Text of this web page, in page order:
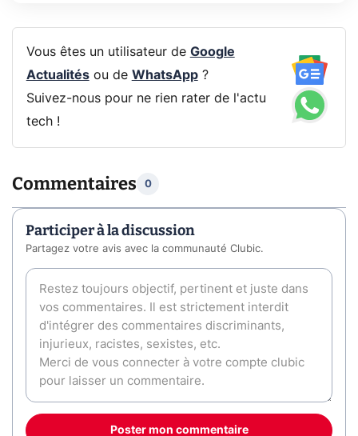
Vous êtes un utilisateur de Google
Actualitésou de WhatsApp?
Suivez-nous pour ne rien rater de l'actu
tech !
Commentaires 0
Participer à la discussion
Partagez votre avis avec la communauté Clubic.
Poster mon commentaire